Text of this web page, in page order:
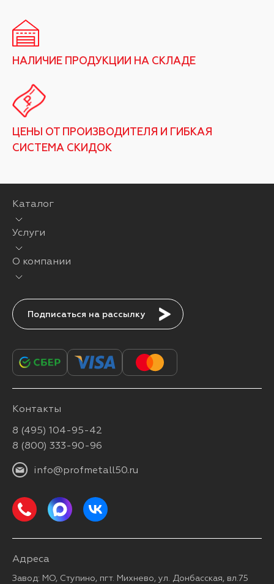
НАЛИЧИЕ ПРОДУКЦИИ НА СКЛАДЕ
ЦЕНЫ ОТ ПРОИЗВОДИТЕЛЯ И ГИБКАЯ
СИСТЕМА СКИДОК
Каталог
Услуги
О компании
Подписаться
Контакты
8 (495) 104-95-42
8 (800) 333-90-96
info@profmetall50.ru
Адреса
Завод: МО, Ступино, пгт. Михнево, ул. Донбасская, вл.75